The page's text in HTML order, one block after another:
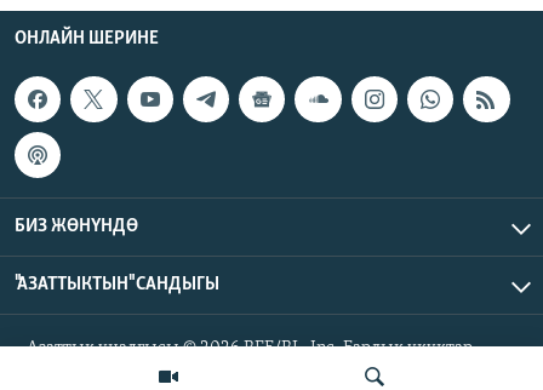
ОНЛАЙН ШЕРИНЕ
БИЗ ЖӨНҮНДӨ
"АЗАТТЫКТЫН" САНДЫГЫ
Азаттык үналгысы © 2026 RFE/RL, Inc. Бардык укуктар